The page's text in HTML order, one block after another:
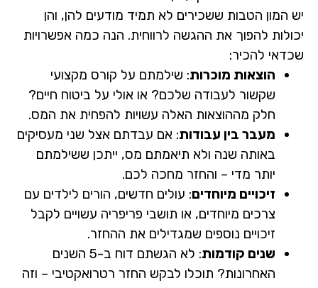
יש המון הטבות ששכירים לא תמיד מודעים להן, והן
יכולות להפוך את ההגשה לרווחית. הנה כמה אפשרויות
שכדאי להכיר:
הוצאות מוכרות: שילמתם על קורס מקצועי
שקשור לעבודה שלכם? או אולי על ביטוח חיים?
חלק מההוצאות האלה עשויות להפחית את המס.
מעבר בין עבודות: אם עבדתם אצל שני מעסיקים
באותה שנה ולא תיאמתם מס, ייתכן ששילמתם
יותר מדי – והחזר מחכה לכם.
זיכויים מיוחדים: עולים חדשים, הורים לילדים עם
צרכים מיוחדים, או תושבי פריפריה עשויים לקבל
זיכויים נוספים שמגדילים את ההחזר.
שנים קודמות:
לא הגשתם דוח ב-5 השנים
האחרונות? תוכלו לבקש החזר רטרואקטיבי – וזה